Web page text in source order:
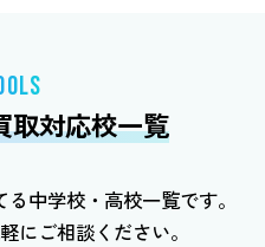
取対応校一覧
中学校・高校一覧です。
にご相談ください。